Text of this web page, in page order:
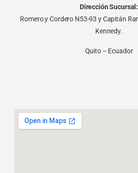
Dirección Sucursal:
Romero y Cordero N53-93 y Capitán
Kennedy.
Quito – Ecuador